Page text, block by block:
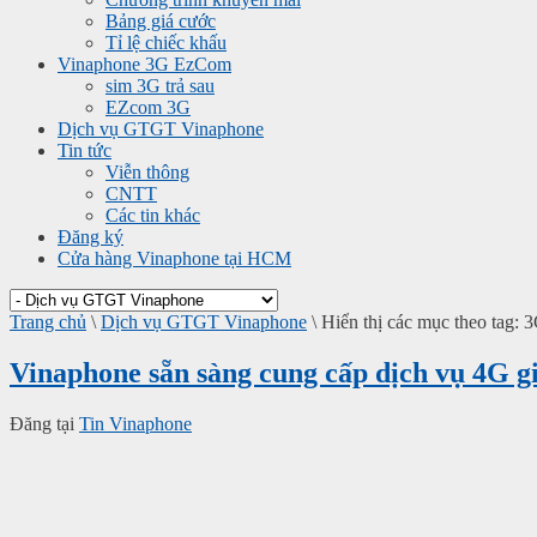
Bảng giá cước
Tỉ lệ chiếc khấu
Vinaphone 3G EzCom
sim 3G trả sau
EZcom 3G
Dịch vụ GTGT Vinaphone
Tin tức
Viễn thông
CNTT
Các tin khác
Đăng ký
Cửa hàng Vinaphone tại HCM
Trang chủ \ Dịch vụ GTGT Vinaphone \ Hiển thị các mục theo tag:
Vinaphone sẵn sàng cung cấp dịch vụ 4G
Đăng tại Tin Vinaphone